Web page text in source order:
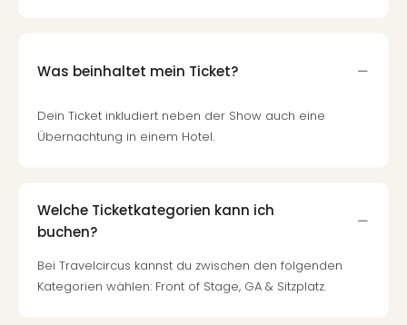
Was beinhaltet mein Ticket?
Dein Ticket inkludiert neben der Show auch eine
Übernachtung in einem Hotel.
Welche Ticketkategorien kann ich
buchen?
Bei Travelcircus kannst du zwischen den folgenden
Kategorien wählen: Front of Stage, GA & Sitzplatz.